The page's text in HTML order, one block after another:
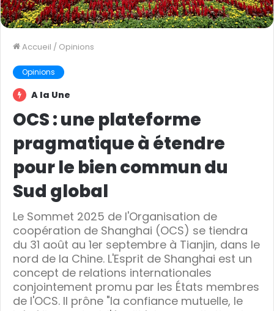
Accueil / Opinions
Opinions
A la Une
OCS : une plateforme
pragmatique à étendre
pour le bien commun du
Sud global
Le Sommet 2025 de l'Organisation de
coopération de Shanghai (OCS) se tiendra
du 31 août au 1er septembre à Tianjin, dans le
nord de la Chine. L'Esprit de Shanghai est un
concept de relations internationales
conjointement promu par les États membres
de l'OCS. Il prône "la confiance mutuelle, le